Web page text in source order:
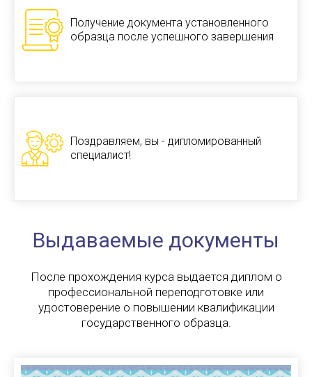
Получение документа установленного
образца после успешного завершения
Поздравляем, вы - дипломированный
специалист!
Выдаваемые документы
После прохождения курса выдается диплом о
профессиональной переподготовке или
удостоверение о повышении квалификации
государственного образца.